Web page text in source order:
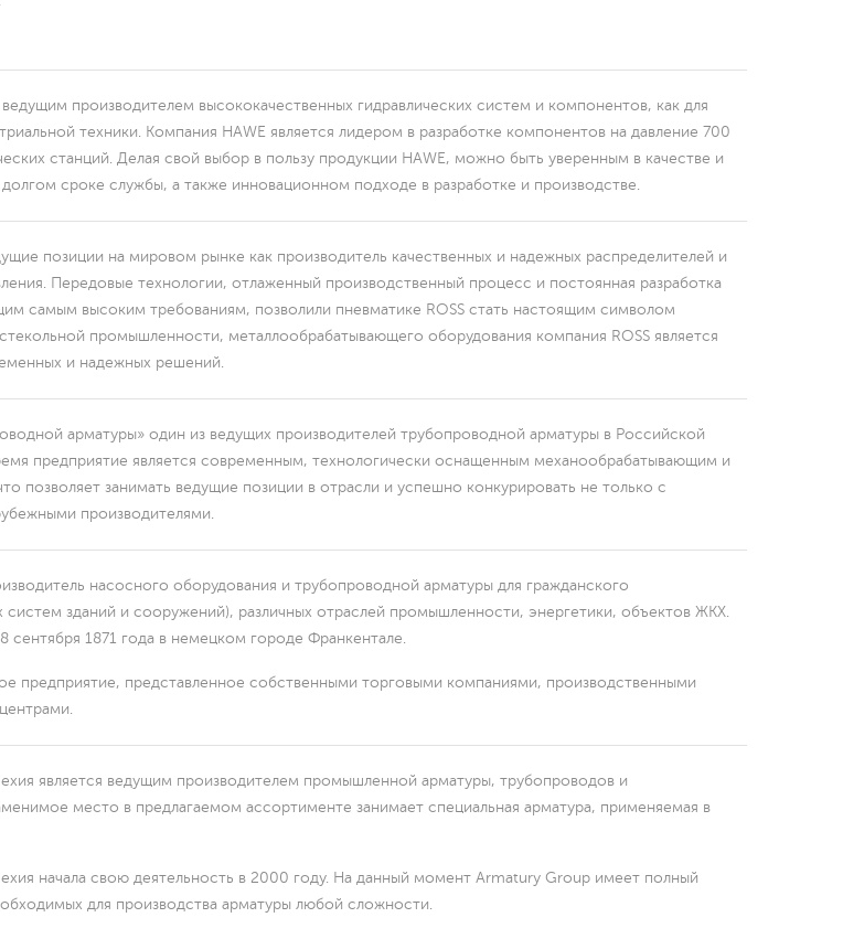
ведущим производителем высококачественных гидравлических систем и компонентов, как для
техники. Компания HAWE является лидером в разработке компонентов на давление 700
станций. Делая свой выбор в пользу продукции HAWE, можно быть уверенным в качестве и
сроке службы, а также инновационном подходе в разработке и производстве.
позиции на мировом рынке как производитель качественных и надежных распределителей и
Передовые технологии, отлаженный производственный процесс и постоянная разработка
самым высоким требованиям, позволили пневматике ROSS стать настоящим символом
стекольной промышленности, металлообрабатывающего оборудования компания ROSS является
и надежных решений.
арматуры» один из ведущих производителей трубопроводной арматуры в Российской
предприятие является современным, технологически оснащенным механообрабатывающим и
позволяет занимать ведущие позиции в отрасли и успешно конкурировать не только с
производителями.
насосного оборудования и трубопроводной арматуры для гражданского
систем зданий и сооружений), различных отраслей промышленности, энергетики, объектов ЖКХ.
сентября 1871 года в немецком городе Франкентале.
предприятие, представленное собственными торговыми компаниями, производственными
является ведущим производителем промышленной арматуры, трубопроводов и
место в предлагаемом ассортименте занимает специальная арматура, применяемая в
начала свою деятельность в 2000 году. На данный момент Armatury Group имеет полный
для производства арматуры любой сложности.